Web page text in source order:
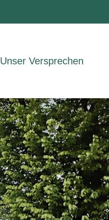
Unser Versprechen